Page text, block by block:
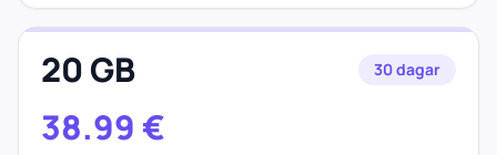
20 GB 30 dagar
38.99 €